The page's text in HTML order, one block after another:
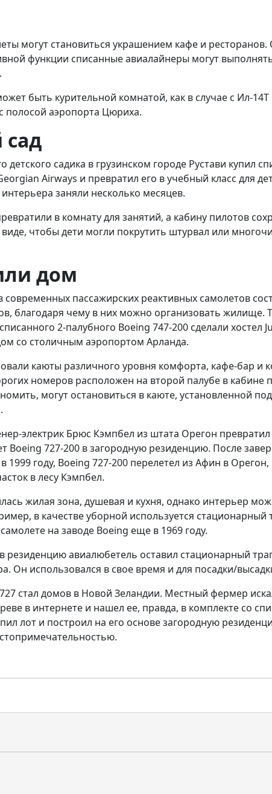
могут становиться украшением кафе и ресторанов.
функции списанные авиалайнеры могут
быть курительной комнатой, как в случае с Ил-14Т
полосой аэропорта Цюриха.
сад
детского садика в грузинском городе Рустави купил
Airways и превратил его в учебный класс для
заняли несколько месяцев.
в комнату для занятий, а кабину пилотов
чтобы дети могли покрутить штурвал или
дом
пассажирских реактивных самолетов
благодаря чему в них можно организовать жилище.
2-палубного Boeing 747-200 сделали хостел
со столичным аэропортом Арланда.
каюты различного уровня комфорта, кафе-бар и
номеров расположен на второй палубе в кабине
могут остановиться в каюте, установленной
электрик Брюс Кэмпбел из штата Орегон
Boeing 727-200 в загородную резиденцию. После
1999 году, Boeing 727-200 перелетел из Афин в Орегон,
в лесу Кэмпбел.
жилая зона, душевая и кухня, однако интерьер
в качестве уборной используется стационарный
на заводе Boeing еще в 1969 году.
резиденцию авиалюбетель оставил стационарный
Он использовался в свое время и для посадки/
стал домов в Новой Зеландии. Местный фермер
в интернете и нашел ее, правда, в комплекте со
лот и построил на его основе загородную